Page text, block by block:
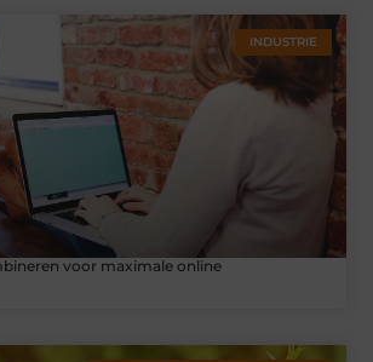
INDUSTRIE
voor maximale online